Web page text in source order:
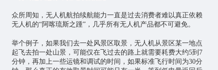
众所周知，无人机航拍续航能力一直是过去消费者难以真正依赖
无人机的“阿喀琉斯之踵”，几乎所有无人机产品都不可避免。
举个例子，如果我们去一处风景区取景，无人机从景区某一地点
起飞去拍一处山景，可能仅在飞过去的路上就需要耗费大约5到7
分钟，再加上一些运镜和调试的时间，如果标准飞行时间为30分